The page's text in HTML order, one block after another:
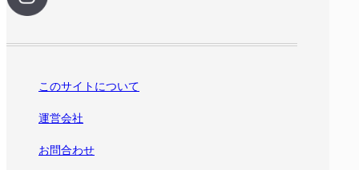
このサイトについて
運営会社
お問合わせ